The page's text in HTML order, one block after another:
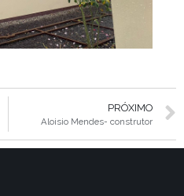
PRÓXIMO
Aloisio Mendes- construtor